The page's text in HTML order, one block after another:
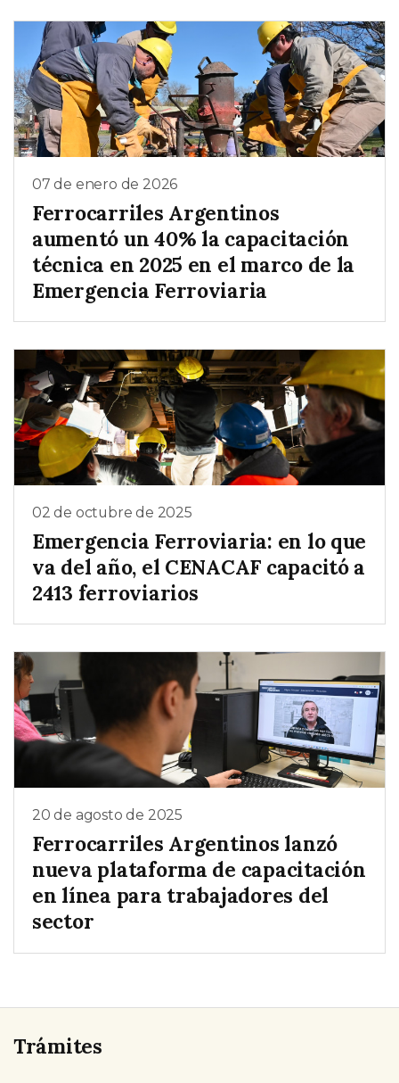
07 de enero de 2026
Ferrocarriles Argentinos
aumentó un 40% la capacitación
técnica en 2025 en el marco de la
Emergencia Ferroviaria
02 de octubre de 2025
Emergencia Ferroviaria: en lo que
va del año, el CENACAF capacitó a
2413 ferroviarios
20 de agosto de 2025
Ferrocarriles Argentinos lanzó
nueva plataforma de capacitación
en línea para trabajadores del
sector
Trámites